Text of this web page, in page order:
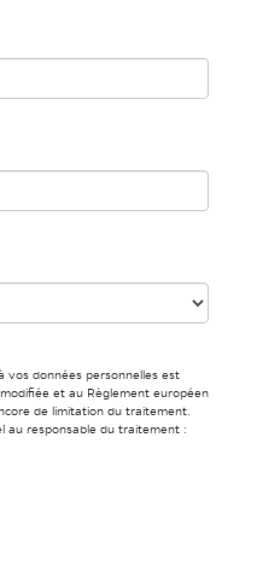
vos données personnelles est
et au Règlement européen
de limitation du traitement.
au responsable du traitement :